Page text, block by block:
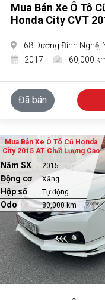
Mua Bán Xe Ô Tô
Honda City CVT
68 Dương Đình Nghệ,
2017
60,000
Đã bán
Mua Bán Xe Ô Tô Cũ Honda
City 2015 AT Chất Lượng Cao
Năm SX 2015
Động cơ Xăng
Hộp số Tự động
Odo 80,000 km